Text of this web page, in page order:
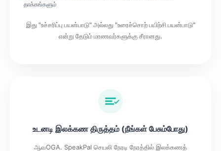
தாக்கங்களும்
இது "உச்சரிப்பு பயன்பாடு" அல்லது "உரைச்சொற் பயிற்சி பயன்பாடு"
என்று தேடும் மாணவர்களுக்கு சீரானது.
உடனடி இலக்கண திருத்தம் (நீங்கள் பேசும்போது)
ஆவOGA. SpeakPal செயலி நேரடி நேரத்தில் இலக்கணத்